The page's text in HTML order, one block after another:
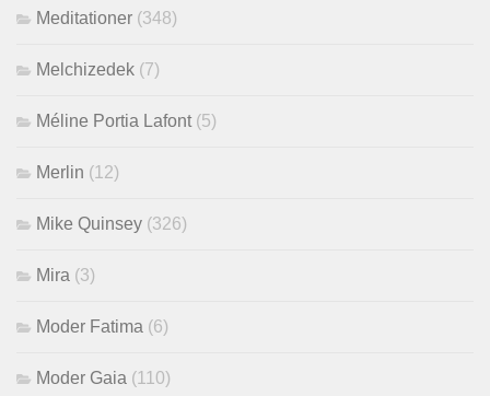
Meditationer (348)
Melchizedek (7)
Méline Portia Lafont (5)
Merlin (12)
Mike Quinsey (326)
Mira (3)
Moder Fatima (6)
Moder Gaia (110)